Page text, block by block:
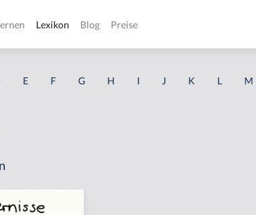
Lexikon Blog Preise
E F G H I J K L M